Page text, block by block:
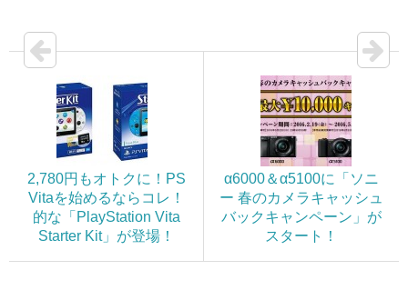
2,780円もオトクに！PS
Vitaを始めるならコレ！
的な「PlayStation Vita
Starter Kit」が登場！
α6000＆α5100に「ソニ
ー 春のカメラキャッシュ
バックキャンペーン」が
スタート！